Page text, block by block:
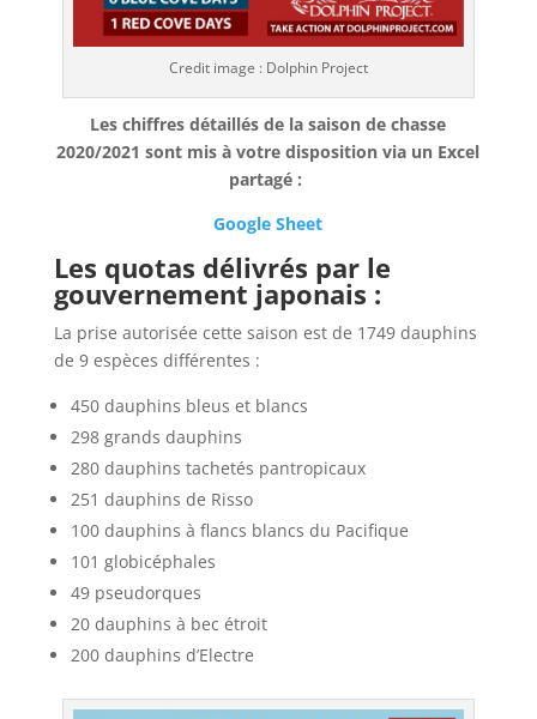
Credit image : Dolphin Project
Les chiffres détaillés de la saison de chasse
2020/2021 sont mis à votre disposition via un Excel
partagé :
Google Sheet
Les quotas délivrés par le
gouvernement japonais :
La prise autorisée cette saison est de 1749 dauphins
de 9 espèces différentes :
450 dauphins bleus et blancs
298 grands dauphins
280 dauphins tachetés pantropicaux
251 dauphins de Risso
100 dauphins à flancs blancs du Pacifique
101 globicéphales
49 pseudorques
20 dauphins à bec étroit
200 dauphins d’Electre